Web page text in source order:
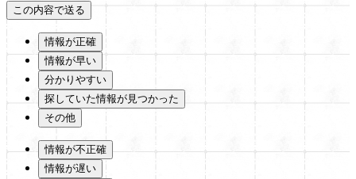
情報が正確
情報が早い
分かりやすい
探していた情報が見つかった
その他
情報が不正確
情報が遅い